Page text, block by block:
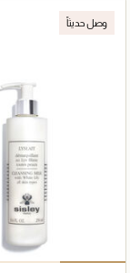
وصل حديثاً